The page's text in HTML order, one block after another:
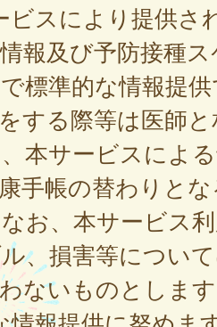
スにより提供さ
報及び予防接種
標準的な情報提
する際等は医師
本サービスによ
手帳の替わりと
お、本サービス
、損害等につい
ないものとしま